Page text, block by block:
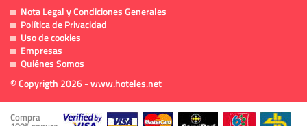
Nota Legal y Condiciones Generales
Política de Privacidad
Uso de cookies
Empresas
Quiénes Somos
© Copyrigth 2026 - www.hoteles.net
Compra